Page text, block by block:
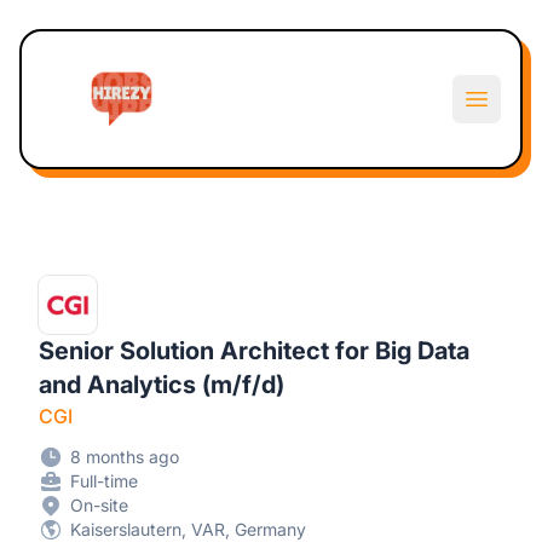
Open
Senior Solution Architect for Big Data
and Analytics (m/f/d)
CGI
8 months ago
Full-time
On-site
Kaiserslautern, VAR, Germany